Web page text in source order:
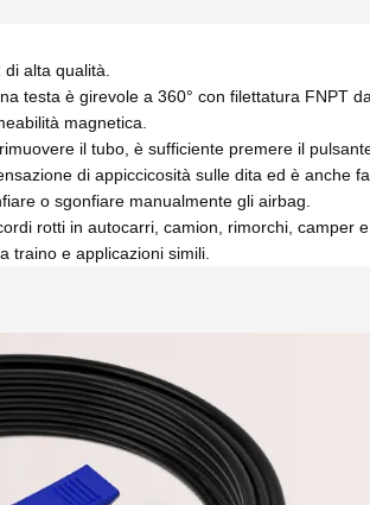
alta qualità.
testa è girevole a 360° con filettatura FNPT
magnetica.
il tubo, è sufficiente premere il
di appiccicosità sulle dita ed è anche
o sgonfiare manualmente gli airbag.
rotti in autocarri, camion, rimorchi, camper
traino e applicazioni simili.